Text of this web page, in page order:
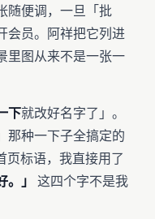
随便调，一旦「批
会员。阿祥把它列进
里图从来不是一张一
下就改好名字了」。
那种一下子全搞定的
页标语，我直接用了
」 这四个字不是我